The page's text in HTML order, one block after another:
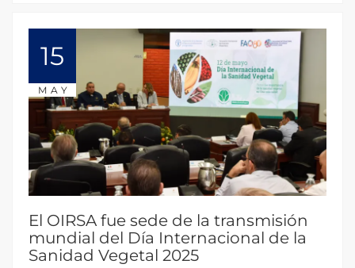
15
MAY
El OIRSA fue sede de la transmisión
mundial del Día Internacional de la
Sanidad Vegetal 2025